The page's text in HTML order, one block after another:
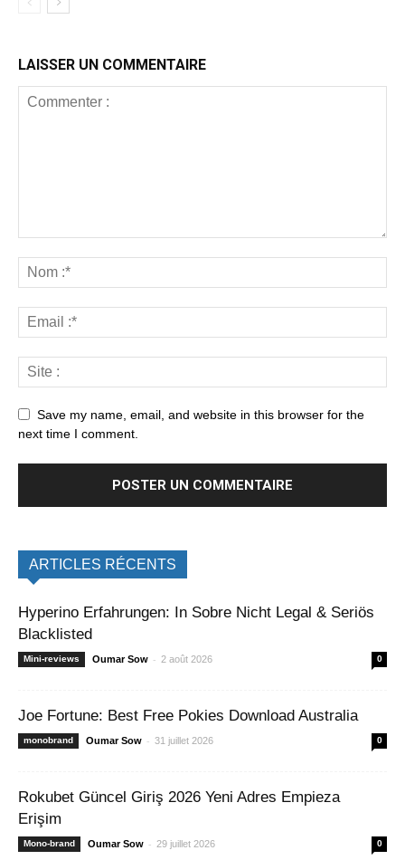
LAISSER UN COMMENTAIRE
Save my name, email, and website in this browser for the
next time I comment.
ARTICLES RÉCENTS
Hyperino Erfahrungen: In Sobre Nicht Legal & Seriös
Blacklisted
Mini-reviews Oumar Sow - 2 août 2026 0
Joe Fortune: Best Free Pokies Download Australia
monobrand Oumar Sow - 31 juillet 2026 0
Rokubet Güncel Giriş 2026 Yeni Adres Empieza
Erişim
Mono-brand Oumar Sow - 29 juillet 2026 0